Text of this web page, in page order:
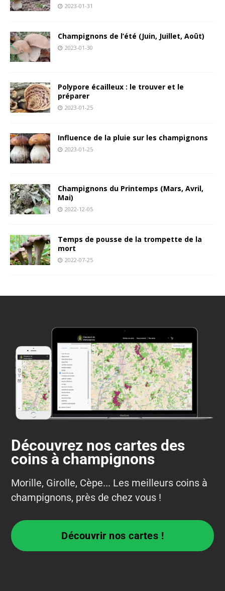
2023-01-31
Champignons de l’été (Juin, Juillet, Août)
2023-01-30
Polypore écailleux : le trouver et le
préparer
2023-01-25
Influence de la pluie sur les champignons
2023-01-25
Champignons du Printemps (Mars, Avril,
Mai)
2022-12-05
Temps de pousse de la trompette de la
mort
2022-07-25
Découvrez nos cartes des
coins à champignons
Morille, Girolle, Cèpe... Les meilleurs coins à
champignons, près de chez vous !
Découvrir nos cartes !